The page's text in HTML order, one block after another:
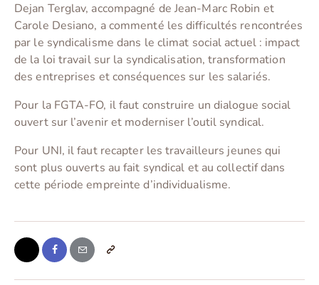
Dejan Terglav, accompagné de Jean-Marc Robin et
Carole Desiano, a commenté les difficultés rencontrées
par le syndicalisme dans le climat social actuel : impact
de la loi travail sur la syndicalisation, transformation
des entreprises et conséquences sur les salariés.
Pour la FGTA-FO, il faut construire un dialogue social
ouvert sur l’avenir et moderniser l’outil syndical.
Pour UNI, il faut recapter les travailleurs jeunes qui
sont plus ouverts au fait syndical et au collectif dans
cette période empreinte d’individualisme.